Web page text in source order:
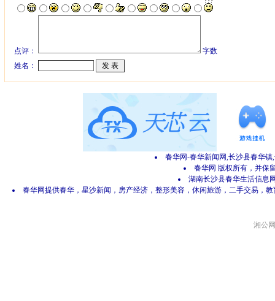
点评：
字数
姓名：
春华网-春华新闻网,长沙县春华
春华网 版权所有，并保
湖南长沙县春华生活信息
春华网提供春华，星沙新闻，房产经济，整形美容，休闲旅游，二手交易，
湘公